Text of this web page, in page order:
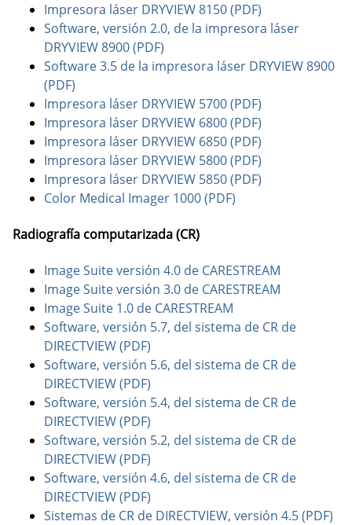
Impresora láser DRYVIEW 8150 (PDF)
Software, versión 2.0, de la impresora láser
DRYVIEW 8900 (PDF)
Software 3.5 de la impresora láser DRYVIEW 8900
(PDF)
Impresora láser DRYVIEW 5700 (PDF)
Impresora láser DRYVIEW 6800 (PDF)
Impresora láser DRYVIEW 6850 (PDF)
Impresora láser DRYVIEW 5800 (PDF)
Impresora láser DRYVIEW 5850 (PDF)
Color Medical Imager 1000 (PDF)
Radiografía computarizada (CR)
Image Suite versión 4.0 de CARESTREAM
Image Suite versión 3.0 de CARESTREAM
Image Suite 1.0 de CARESTREAM
Software, versión 5.7, del sistema de CR de
DIRECTVIEW (PDF)
Software, versión 5.6, del sistema de CR de
DIRECTVIEW (PDF)
Software, versión 5.4, del sistema de CR de
DIRECTVIEW (PDF)
Software, versión 5.2, del sistema de CR de
DIRECTVIEW (PDF)
Software, versión 4.6, del sistema de CR de
DIRECTVIEW (PDF)
Sistemas de CR de DIRECTVIEW, versión 4.5 (PDF)